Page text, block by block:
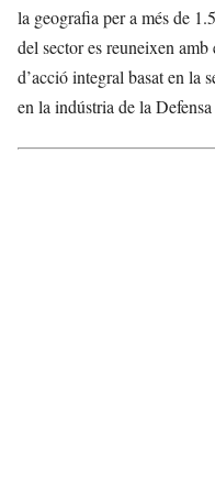
la geografia per a més de
del sector es reuneixen
d’acció integral basat en la
en la indústria de la